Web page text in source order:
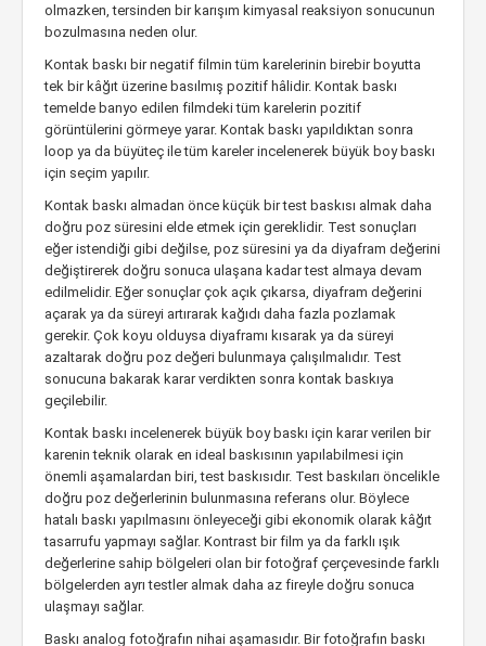
olmazken, tersinden bir karışım kimyasal reaksiyon sonucunun
bozulmasına neden olur.
Kontak baskı bir negatif filmin tüm karelerinin birebir boyutta
tek bir kâğıt üzerine basılmış pozitif hâlidir. Kontak baskı
temelde banyo edilen filmdeki tüm karelerin pozitif
görüntülerini görmeye yarar. Kontak baskı yapıldıktan sonra
loop ya da büyüteç ile tüm kareler incelenerek büyük boy baskı
için seçim yapılır.
Kontak baskı almadan önce küçük bir test baskısı almak daha
doğru poz süresini elde etmek için gereklidir. Test sonuçları
eğer istendiği gibi değilse, poz süresini ya da diyafram değerini
değiştirerek doğru sonuca ulaşana kadar test almaya devam
edilmelidir. Eğer sonuçlar çok açık çıkarsa, diyafram değerini
açarak ya da süreyi artırarak kağıdı daha fazla pozlamak
gerekir. Çok koyu olduysa diyaframı kısarak ya da süreyi
azaltarak doğru poz değeri bulunmaya çalışılmalıdır. Test
sonucuna bakarak karar verdikten sonra kontak baskıya
geçilebilir.
Kontak baskı incelenerek büyük boy baskı için karar verilen bir
karenin teknik olarak en ideal baskısının yapılabilmesi için
önemli aşamalardan biri, test baskısıdır. Test baskıları öncelikle
doğru poz değerlerinin bulunmasına referans olur. Böylece
hatalı baskı yapılmasını önleyeceği gibi ekonomik olarak kâğıt
tasarrufu yapmayı sağlar. Kontrast bir film ya da farklı ışık
değerlerine sahip bölgeleri olan bir fotoğraf çerçevesinde farklı
bölgelerden ayrı testler almak daha az fireyle doğru sonuca
ulaşmayı sağlar.
Baskı analog fotoğrafın nihai aşamasıdır. Bir fotoğrafın baskı